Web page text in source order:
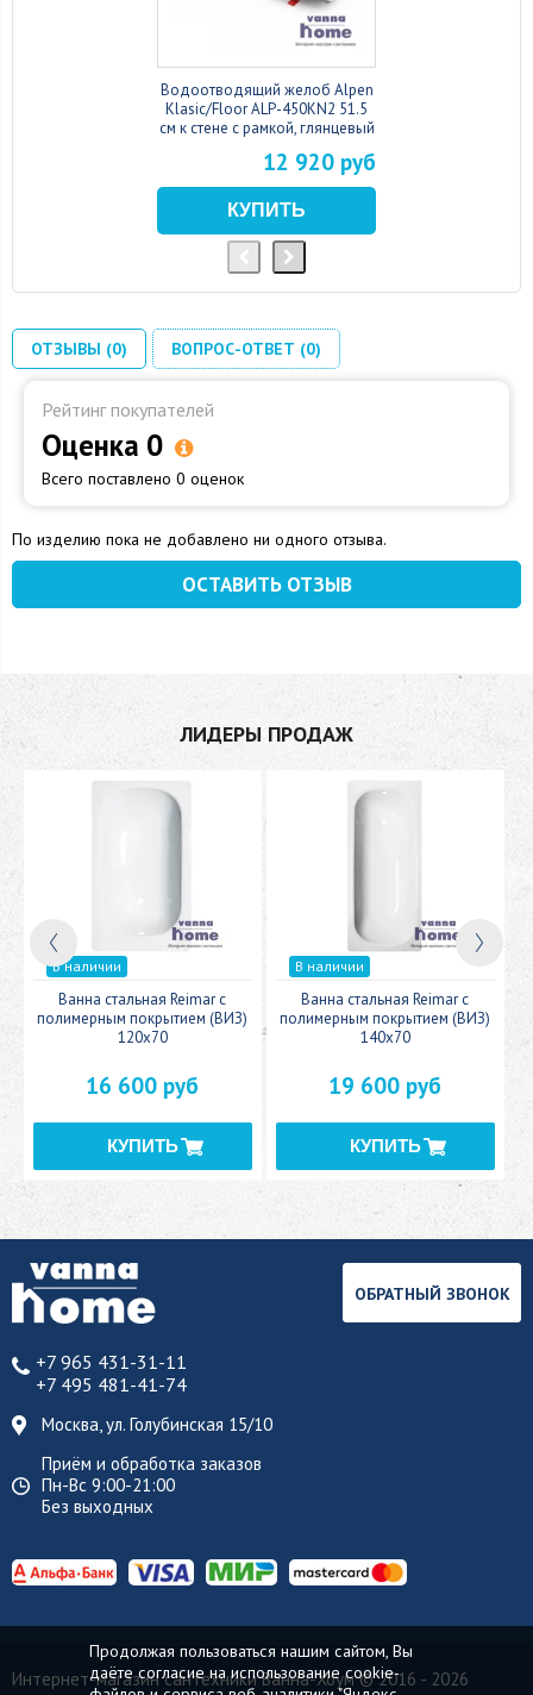
Водоотводящий желоб Alpen
Klasic/Floor ALP-450KN2 51.5
см к стене с рамкой, глянцевый
12 920 руб
ОТЗЫВЫ (0) ВОПРОС-ОТВЕТ (0)
Рейтинг покупателей
Оценка 0
Всего поставлено 0 оценок
По изделию пока не добавлено ни одного отзыва.
ОСТАВИТЬ ОТЗЫВ
ЛИДЕРЫ ПРОДАЖ
В наличии
Ванна стальная Reimar с
полимерным покрытием (ВИЗ)
120x70
16 600 руб
В наличии
Ванна стальная Reimar с
полимерным покрытием (ВИЗ)
140x70
19 600 руб
+7 965 431-31-11
+7 495 481-41-74
Москва, ул. Голубинская 15/10
Приём и обработка заказов
Пн-Вс 9:00-21:00
Без выходных
ОБРАТНЫЙ ЗВОНОК
Интернет-магазин сантехники Ванна-Хоум© 2016 - 2026
Продолжая пользоваться нашим сайтом, Вы
даёте согласие на использование cookie-